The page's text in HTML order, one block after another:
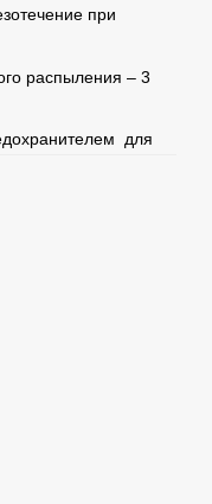
при
распыления – 3
для